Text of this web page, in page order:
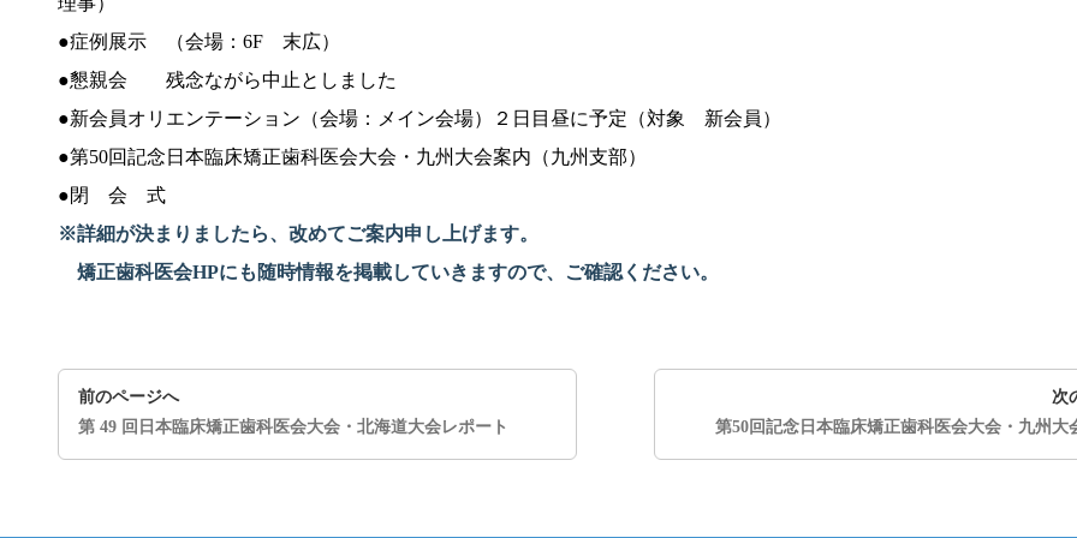
●症例展示 （会場：6F 末広）
●懇親会 残念ながら中止としました
●新会員オリエンテーション（会場：メイン会場）２日目昼に予定（対象 新会員）
●第50回記念日本臨床矯正歯科医会大会・九州大会案内（九州支部）
●閉 会 式
※詳細が決まりましたら、 改めてご案内申し上げます。
矯正歯科医会HPにも随時情報を掲載していきますので、 ご確認ください。
前のページへ
第 49 回日本臨床矯正歯科医会大会・北海道大会レポート
次
第50回記念日本臨床矯正歯科医会大会・九州大